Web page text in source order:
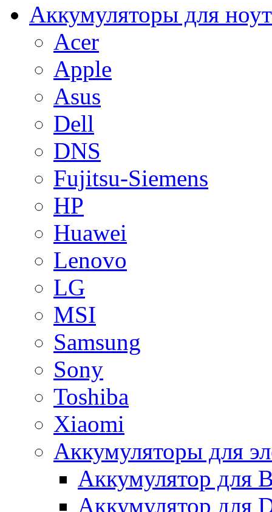
Аккумуляторы для
Acer
Apple
Asus
Dell
DNS
Fujitsu-Siemens
HP
Huawei
Lenovo
LG
MSI
Samsung
Sony
Toshiba
Xiaomi
Аккумуляторы для
Аккумулятор для
Аккумулятор для